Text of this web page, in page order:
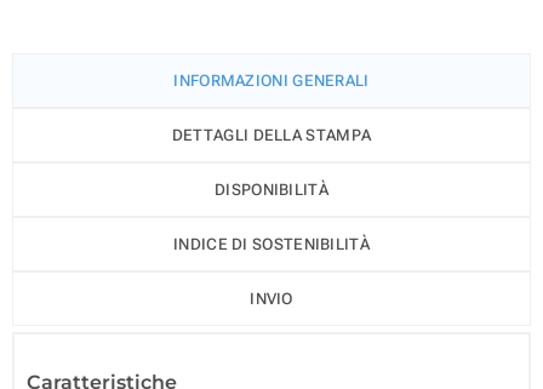
INFORMAZIONI GENERALI
DETTAGLI DELLA STAMPA
DISPONIBILITÀ
INDICE DI SOSTENIBILITÀ
INVIO
Caratteristiche